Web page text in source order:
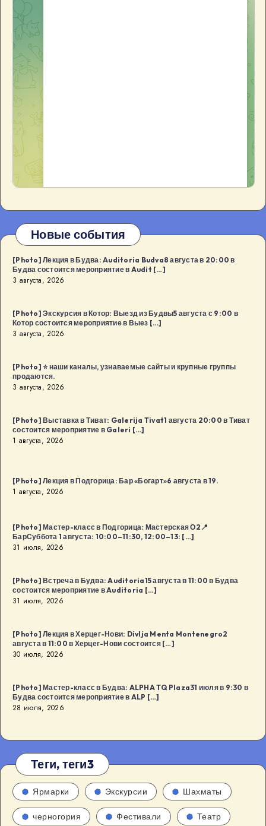
Новые события
[Photo] Лекция в Будва: Auditoria Budva8 августа в 20:00 в
Будва состоится мероприятие в Audit […]
3 августа, 2026
[Photo] Экскурсия в Котор: Выезд из Будвы5 августа с 9:00 в
Котор состоится мероприятие в Выез […]
3 августа, 2026
[Photo] ⭐️ наши каналы, узнаваемые сайты и крупные группы
продаются.
3 августа, 2026
[Photo] Выставка в Тиват: Galerija Tivat1 августа 20:00 в Тиват
состоится мероприятие в Galeri […]
1 августа, 2026
[Photo] Лекция в Подгорица: Бар «Богарт»6 августа в 19.
1 августа, 2026
[Photo] Мастер-класс в Подгорица: Мастерская О2📍
БарСуббота 1 августа: 10:00–11:30, 12:00–13: […]
31 июля, 2026
[Photo] Встреча в Будва: Auditoria15 августа в 11:00 в Будва
состоится мероприятие в Auditoria […]
31 июля, 2026
[Photo] Лекция в Херцег-Нови: Divlja Menta Montenegro2
августа в 11:00 в Херцег-Нови состоится […]
30 июля, 2026
[Photo] Мастер-класс в Будва: ALPHA TQ Plaza31 июля в 9:30 в
Будва состоится мероприятие в ALP […]
28 июля, 2026
Теги, теги3
Ярмарки Экскурсии Шахматы
черногория Фестивали Театр